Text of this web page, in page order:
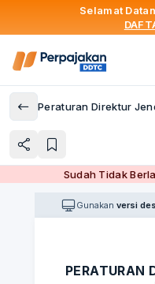
Selamat
Peraturan Direktur
Sudah Tidak
Gunakan versi
PERATURAN